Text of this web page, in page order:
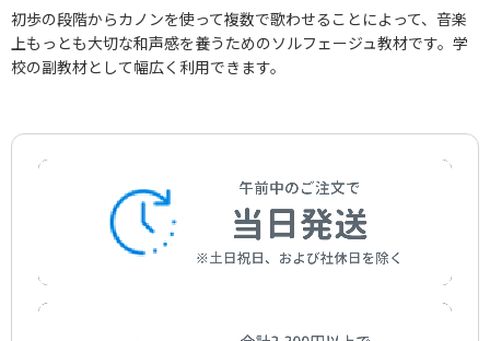
初歩の段階からカノンを使って複数で歌わせることによって、音楽
上もっとも大切な和声感を養うためのソルフェージュ教材です。学
校の副教材として幅広く利用できます。